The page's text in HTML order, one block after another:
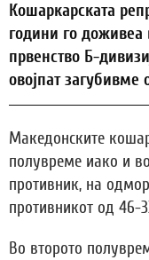
Кошаркарската
години го доживеа
првенство Б-
овојпат загубивме
Македонските
полувреме иако и
противник, на
противникот од 46-
Во второто